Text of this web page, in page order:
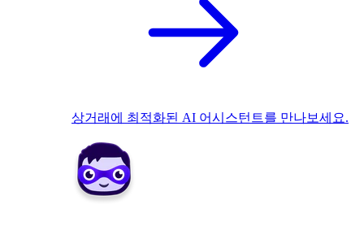
상거래에 최적화된 AI 어시스턴트를 만나보세요.